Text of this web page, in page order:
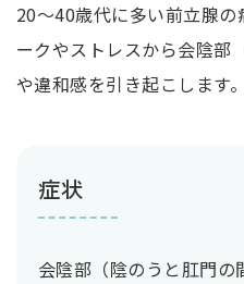
20〜40歳代に多い前立腺の
ークやストレスから会陰部
や違和感を引き起こします。
症状
会陰部（陰のうと肛門